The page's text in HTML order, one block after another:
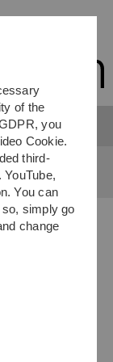
of the
you
Cookie.
third-
You can
simply go
change